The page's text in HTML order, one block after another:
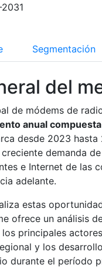
Segmentación
del
de módems de
anual
desde 2023
demanda
e Internet de las
adelante.
estas
ofrece un análisis
principales
y los
durante el período